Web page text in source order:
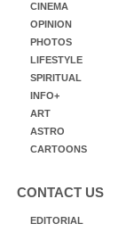
CINEMA
OPINION
PHOTOS
LIFESTYLE
SPIRITUAL
INFO+
ART
ASTRO
CARTOONS
CONTACT US
EDITORIAL